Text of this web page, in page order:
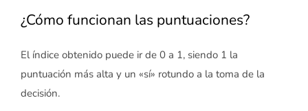
¿Cómo funcionan las puntuaciones?
El índice obtenido puede ir de 0 a 1, siendo 1 la
puntuación más alta y un «sí» rotundo a la toma de la
decisión.